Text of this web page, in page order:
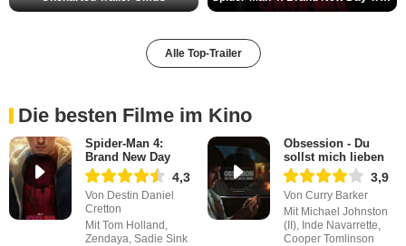
Alle Top-Trailer
Die besten Filme im Kino
Spider-Man 4:
Brand New Day
4,3
Von Destin Daniel
Cretton
Mit Tom Holland,
Zendaya, Sadie Sink
Obsession - Du
sollst mich lieben
3,9
Von Curry Barker
Mit Michael Johnston
(II), Inde Navarrette,
Cooper Tomlinson